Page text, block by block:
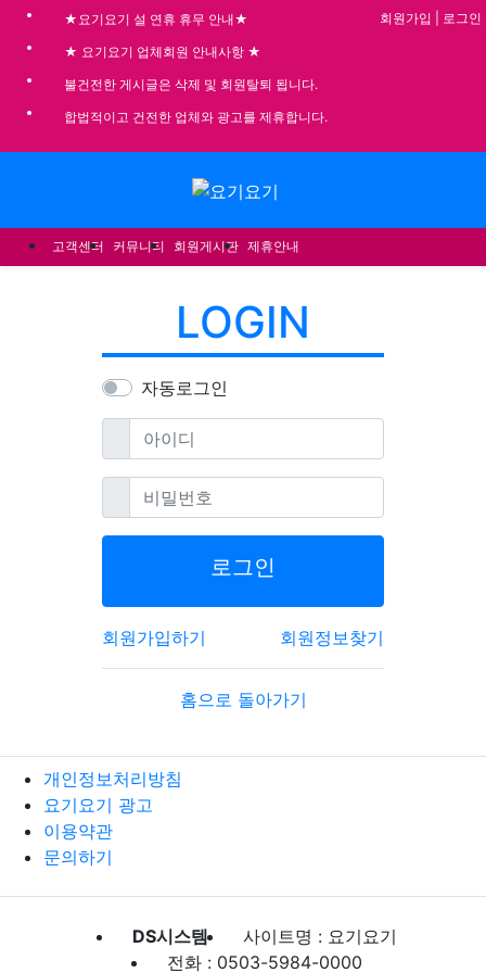
★요기요기 설 연휴 휴무 안내★
★ 요기요기 업체회원 안내사항 ★
불건전한 게시글은 삭제 및 회원탈퇴 됩니다.
합법적이고 건전한 업체와 광고를 제휴합니다.
회원가입 로그인
고객센터 커뮤니티 회원게시판 제휴안내
LOGIN
자동로그인
아이디필수
비밀번호필수
로그인
회원가입하기 회원정보찾기
홈으로 돌아가기
개인정보처리방침
요기요기 광고
이용약관
문의하기
DS시스템
사이트명 : 요기요기
전화 : 0503-5984-0000